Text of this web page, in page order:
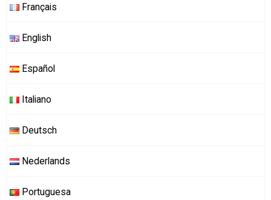
Français
English
Español
Italiano
Deutsch
Nederlands
Portuguesa